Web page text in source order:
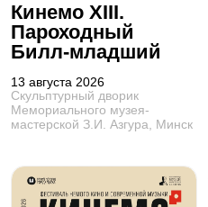
Кинемо XIII.
Пароходный
Билл-младший
13 августа 2026
Скульптурный дворик
Мемориального музея-
мастерской З.И. Азгура, Минск